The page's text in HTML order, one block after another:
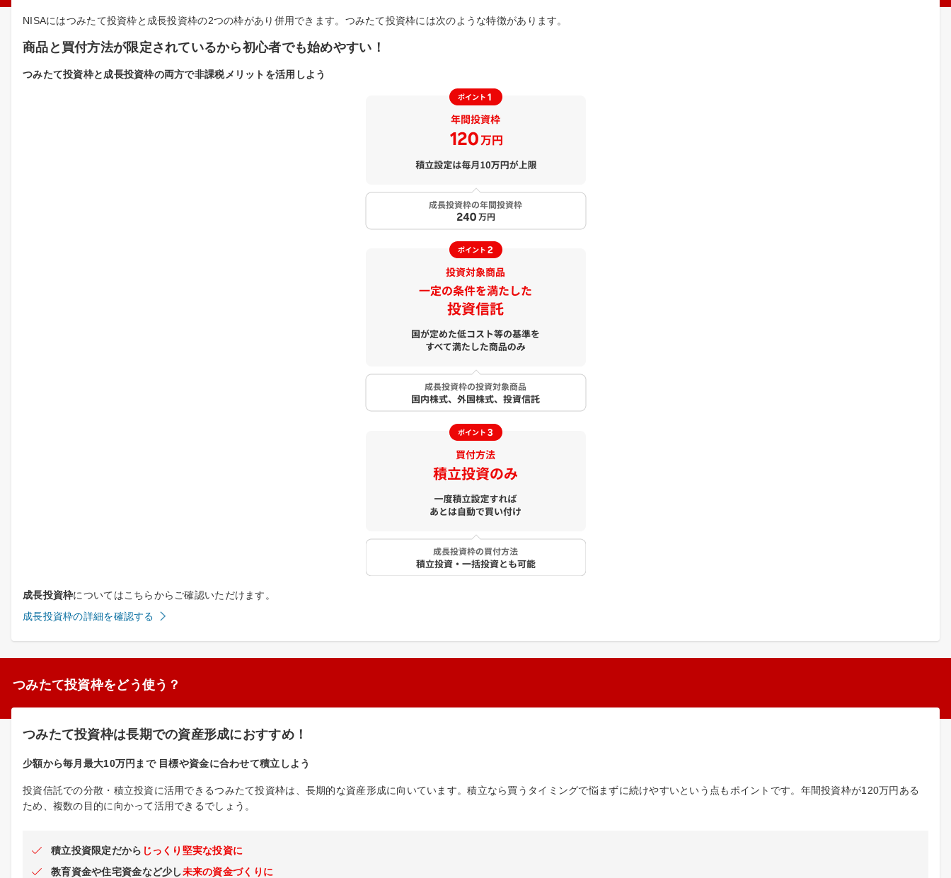
NISAにはつみたて投資枠と成長投資枠の2つの枠があり併用できます。つみたて投資枠には次のような特徴があります。
商品と買付方法が限定されているから初心者でも始めやすい！
つみたて投資枠と成長投資枠の両方で非課税メリットを活用しよう
成長投資枠についてはこちらからご確認いただけます。
成長投資枠の詳細を確認する
つみたて投資枠をどう使う？
つみたて投資枠は長期での資産形成におすすめ！
少額から毎月最大10万円まで 目標や資金に合わせて積立しよう
投資信託での分散・積立投資に活用できるつみたて投資枠は、長期的な資産形成に向いています。積立なら買うタイミングで悩まずに続けやすいという点もポイントです。年間投資枠が120万円ある
ため、複数の目的に向かって活用できるでしょう。
積立投資限定だから じっくり堅実な投資に
教育資金や住宅資金など少し未来の資金づくりに